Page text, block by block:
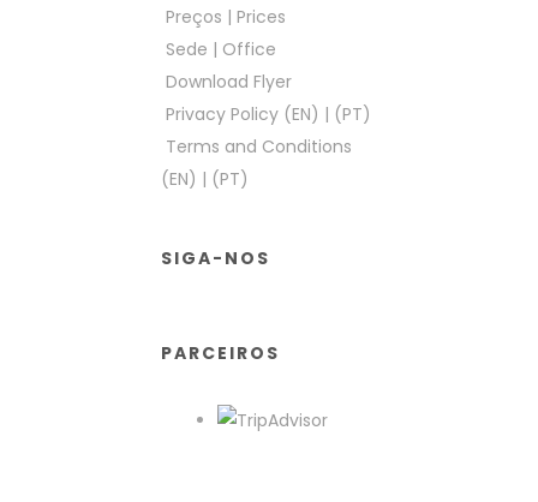
Preços | Prices
Sede | Office
Download Flyer
Privacy Policy (EN) | (PT)
Terms and Conditions
(EN) | (PT)
SIGA-NOS
PARCEIROS